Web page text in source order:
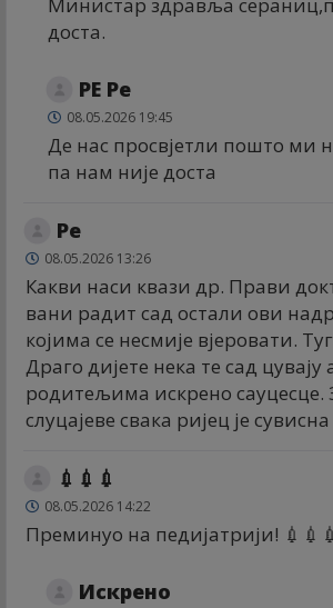
доста.
РЕ Ре
08.05.2026 19:45
Де нас просвјетли пошто ми
па нам није доста
Ре
08.05.2026 13:26
Какви наси квази др. Прави
вани радит сад остали ови
којима се несмије вјеровати.
Драго дијете нека те сад цувају
родитељима искрено сауцесце.
слуцајеве свака ријец је сувисна
💉💉💉
08.05.2026 14:22
Преминуо на педијатрији! 💉💉💉
Искрено